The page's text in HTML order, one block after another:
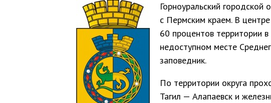
Горноуральский городской
с Пермским краем. В
60 процентов территории
недоступном месте
заповедник.
По территории округа
Тагил — Алапаевск и